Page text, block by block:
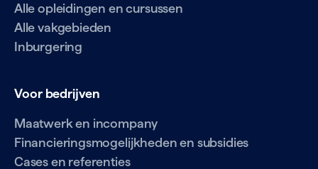
Alle opleidingen en cursussen
Alle vakgebieden
Inburgering
Voor bedrijven
Maatwerk en incompany
Financieringsmogelijkheden en subsidies
Cases en referenties